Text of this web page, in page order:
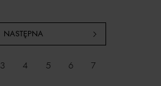
3 4 5 6 7
NASTĘPNA